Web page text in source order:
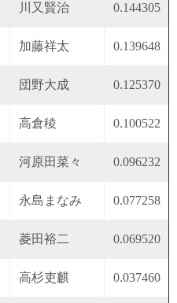
川又賢治 0.144305
加藤祥太 0.139648
団野大成 0.125370
高倉稜 0.100522
河原田菜々 0.096232
永島まなみ 0.077258
菱田裕二 0.069520
高杉吏麒 0.037460